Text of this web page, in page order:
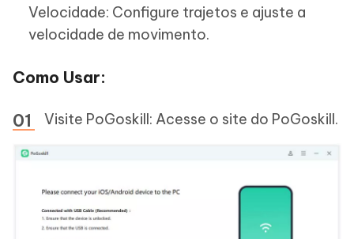
Velocidade: Configure trajetos e ajuste a
velocidade de movimento.
Como Usar:
Visite PoGoskill: Acesse o site do PoGoskill.